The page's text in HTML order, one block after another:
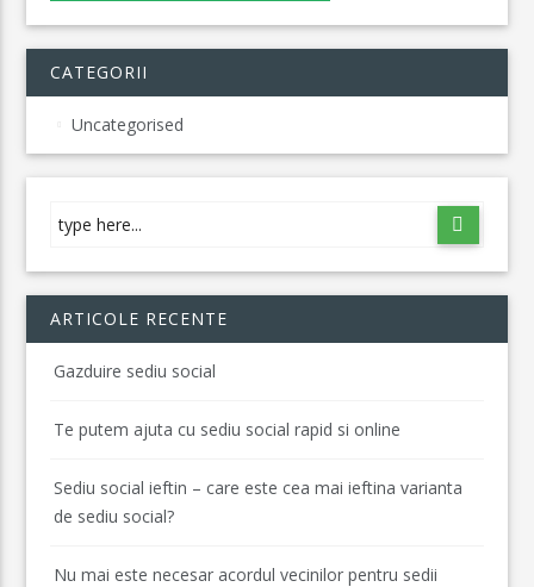
CATEGORII
Uncategorised
ARTICOLE RECENTE
Gazduire sediu social
Te putem ajuta cu sediu social rapid si online
Sediu social ieftin – care este cea mai ieftina varianta
de sediu social?
Nu mai este necesar acordul vecinilor pentru sedii